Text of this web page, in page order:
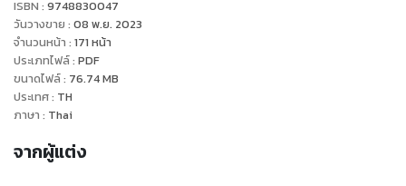
ISBN : 9748830047
วันวางขาย : 08 พ.ย. 2023
จำนวนหน้า : 171 หน้า
ประเภทไฟล์: PDF
ขนาดไฟล์: 76.74MB
ประเทศ: TH
ภาษา : Thai
จากผู้แต่ง